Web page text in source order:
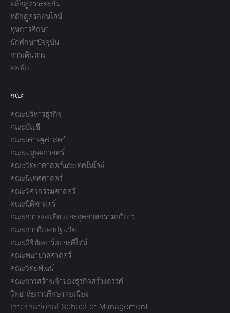
หลักสูตรระยะสั้น
หลักสูตรออนไลน์
ทุนการศึกษา
นักศึกษาปัจจุบัน
การเดินทาง
หอพัก
คณะ
คณะบริหารธุรกิจ
คณะบัญชี
คณะเศรษฐศาสตร์
คณะมนุษยศาสตร์
คณะวิทยาศาสตร์และเทคโนโลยี
คณะนิเทศศาสตร์
คณะวิศวกรรมศาสตร์
คณะนิติศาสตร์
คณะการท่องเที่ยวและอุตสาหกรรมบริการ
คณะการศึกษาปฐมวัย
คณะดิจิทัลอาร์ตและดีไซน์
คณะพยาบาลศาสตร์
คณะวิทยพัฒน์
คณะการสร้างเจ้าของธุรกิจสร้างสรรค์
วิทยาลัยการศึกษาต่อเนื่อง
International School of Management